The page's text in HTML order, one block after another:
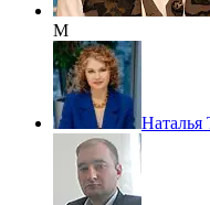
М
Наталья